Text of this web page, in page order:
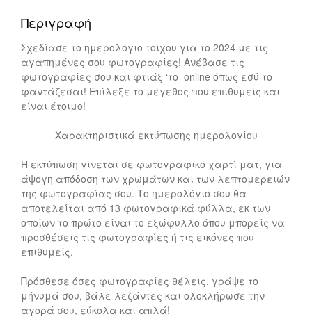
10.90€.
Περιγραφή
Σχεδίασε το ημερολόγιο τοίχου για το 2024 με τις
αγαπημένες σου φωτογραφίες! Ανέβασε τις
φωτογραφίες σου και φτιάξ ‘το online όπως εσύ το
φαντάζεσαι! Επίλεξε το μέγεθος που επιθυμείς και
είναι έτοιμο!
Χαρακτηριστικά εκτύπωσης ημερολογίου
Η εκτύπωση γίνεται σε φωτογραφικό χαρτί ματ, για
άψογη απόδοση των χρωμάτων και των λεπτομερειών
της φωτογραφίας σου. Το ημερολόγιό σου θα
αποτελείται από 13 φωτογραφικά φύλλα, εκ των
οποίων το πρώτο είναι το εξώφυλλο όπου μπορείς να
προσθέσεις τις φωτογραφίες ή τις εικόνες που
επιθυμείς.
Πρόσθεσε όσες φωτογραφίες θέλεις, γράψε το
μήνυμά σου, βάλε λεζάντες και ολοκλήρωσε την
αγορά σου, εύκολα και απλά!